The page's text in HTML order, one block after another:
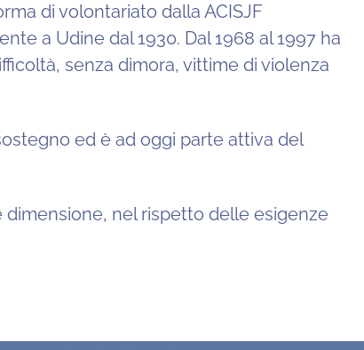
di volontariato dalla ACISJF
a Udine dal 1930. Dal 1968 al 1997 ha
senza dimora, vittime di violenza
ed è ad oggi parte attiva del
dimensione, nel rispetto delle esigenze